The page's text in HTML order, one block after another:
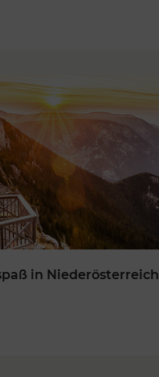
in Niederösterreich